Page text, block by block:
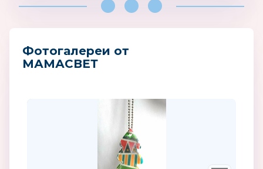
Фотогалереи от
МАМАСВЕТ